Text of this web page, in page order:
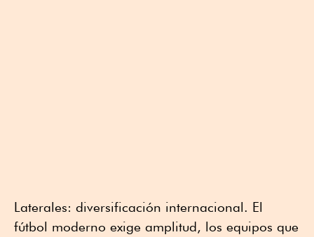
Laterales: diversificación internacional. El
fútbol moderno exige amplitud, los equipos que